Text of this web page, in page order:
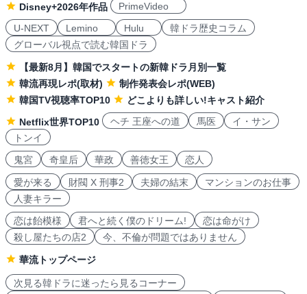
Disney+2026年作品
PrimeVideo
U-NEXT
Lemino Hulu
韓ドラ歴史コラム
グローバル視点で読む韓国ドラ
【最新8月】韓国でスタートの新韓ドラ月別一覧
韓流再現レポ(取材)
制作発表会レポ(WEB)
韓国TV視聴率TOP10
どこよりも詳しい!キャスト紹介
Netflix世界TOP10
ヘチ 王座への道 馬医
イ・サン
トンイ
鬼宮
奇皇后 華政 善徳女王 恋人
愛が来る 財閥 X 刑事2 夫婦の結末
マンションのお仕事
人妻キラー
恋は飴模様
君へと続く僕のドリーム!
恋は命がけ
殺し屋たちの店2
今、不倫が問題ではありません
華流トップページ
次見る韓ドラに迷ったら見るコーナー